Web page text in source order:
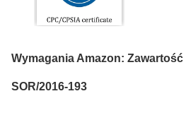
Wymagania Amazon: Zawartość
SOR/2016-193